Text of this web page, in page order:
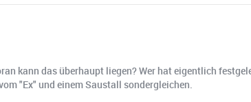
kann das überhaupt liegen? Wer hat eigentlich
"Ex" und einem Saustall sondergleichen.